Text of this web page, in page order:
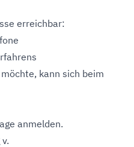
erreichbar:
kann sich beim
anmelden.